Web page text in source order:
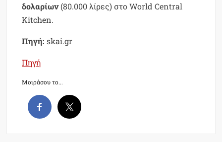
δολαρίων(80.000 λίρες) στο World Central
Kitchen.
Πηγή: skai.gr
Πηγή
Μοιράσου το...